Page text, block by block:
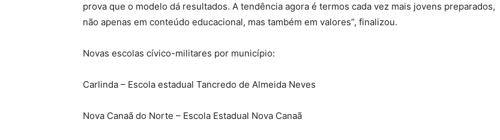
prova que o modelo dá resultados. A tendência agora é termos cada vez mais jovens preparados,
não apenas em conteúdo educacional, mas também em valores”, finalizou.
Novas escolas cívico-militares por município:
Carlinda – Escola estadual Tancredo de Almeida Neves
Nova Canaã do Norte – Escola Estadual Nova Canaã